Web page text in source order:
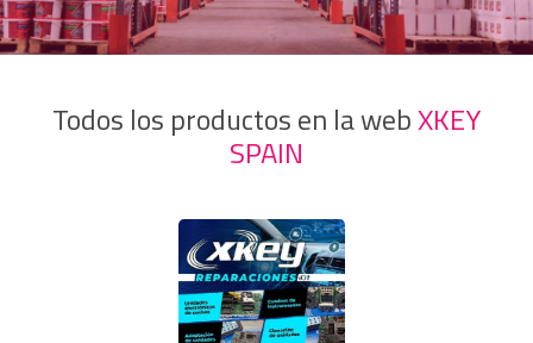
Todos los productos en la webXKEY
SPAIN